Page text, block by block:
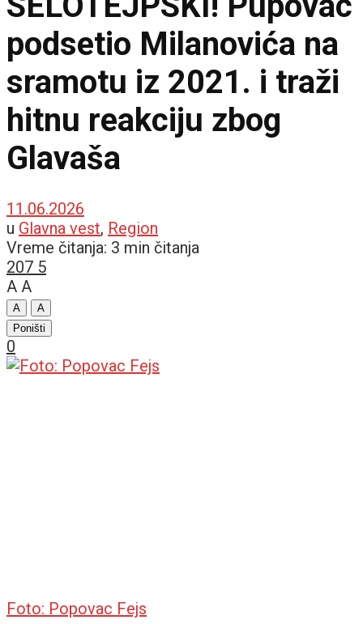
podsetio Milanovića na
sramotu iz 2021. i traži
hitnu reakciju zbog
Glavaša
11.06.2026
u Glavna vest, Region
Vreme čitanja: 3 min čitanja
207 5
A A
A
A
Poništi
0
Foto: Popovac Fejs